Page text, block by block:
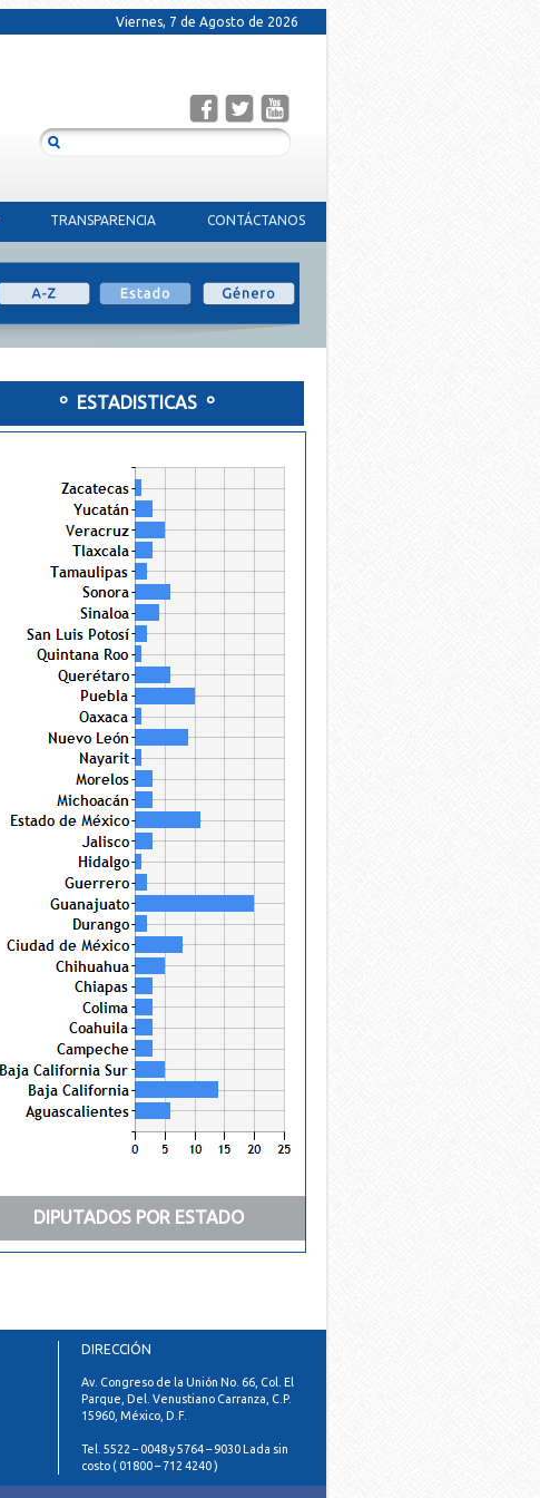
Viernes, 7 de Agosto de 2026
TRANSPARENCIA CONTÁCTANOS
Alemán Olvera Emma
Bolaños Aguilar Edmundo
º ESTADISTICAS º
DIPUTADOS POR ESTADO
DIRECCIÓN
Av. Congreso de la Unión No. 66, Col. El
Parque, Del. Venustiano Carranza, C.P.
15960, México, D.F.
Tel. 5522 – 0048 y 5764 – 9030 Lada sin
costo ( 01800 – 712 4240 )